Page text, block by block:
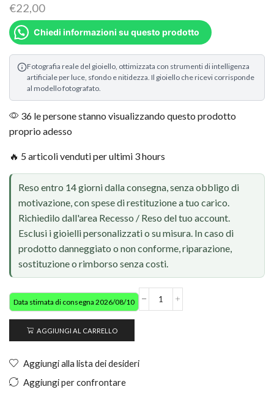
€22,00
Chiedi informazioni su questo prodotto
Fotografia reale del gioiello, ottimizzata con strumenti di intelligenza
artificiale per luce, sfondo e nitidezza. Il gioiello che ricevi corrisponde
al modello fotografato.
36 le persone stanno visualizzando questo prodotto
proprio adesso
🔥 5 articoli venduti per ultimi 3 hours
Reso entro 14 giorni dalla consegna, senza obbligo di
motivazione, con spese di restituzione a tuo carico.
Richiedilo dall'area Recesso / Reso del tuo account.
Esclusi i gioielli personalizzati o su misura. In caso di
prodotto danneggiato o non conforme, riparazione,
sostituzione o rimborso senza costi.
Data stimata di consegna 2026/08/10
AGGIUNGI AL CARRELLO
Aggiungi alla lista dei desideri
Aggiungi per confrontare